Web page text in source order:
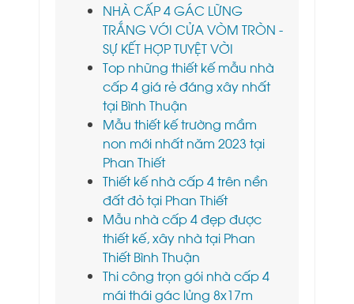
NHÀ CẤP 4 GÁC LỮNG
TRẮNG VỚI CỬA VÒM TRÒN -
SỰ KẾT HỢP TUYỆT VỜI
Top những thiết kế mẫu nhà
cấp 4 giá rẻ đáng xây nhất
tại Bình Thuận
Mẫu thiết kế trường mầm
non mới nhất năm 2023 tại
Phan Thiết
Thiết kế nhà cấp 4 trên nền
đất đỏ tại Phan Thiết
Mẫu nhà cấp 4 đẹp được
thiết kế, xây nhà tại Phan
Thiết Bình Thuận
Thi công trọn gói nhà cấp 4
mái thái gác lửng 8x17m